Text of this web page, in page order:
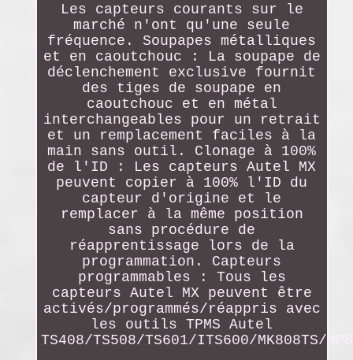
Les capteurs courants sur le
marché n'ont qu'une seule
fréquence. Soupapes métalliques
et en caoutchouc : La soupape de
déclenchement exclusive fournit
des tiges de soupape en
caoutchouc et en métal
interchangeables pour un retrait
et un remplacement faciles à la
main sans outil. Clonage à 100%
de l'ID : Les capteurs Autel MX
peuvent copier à 100% l'ID du
capteur d'origine et le
remplacer à la même position
sans procédure de
réapprentissage lors de la
programmation. Capteurs
programmables : Tous les
capteurs Autel MX peuvent être
activés/programmés/réappris avec
les outils TPMS Autel
TS408/TS508/TS601/ITS600/MK808TS/